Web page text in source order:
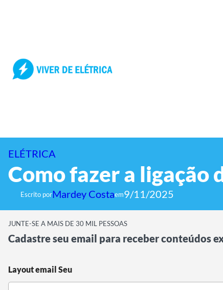
ELÉTRICA
Como fazer a ligação
Escrito porMardey Costaem9/11/2025
JUNTE-SE A MAIS DE 30 MIL PESSOAS
Cadastre seu email para receber conteúdos
Layout email Seu